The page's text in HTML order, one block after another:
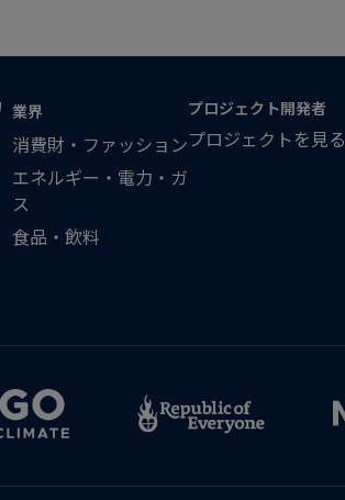
業界
消費財・ファッション
エネルギー・電力・ガ
ス
食品・飲料
プロジェクト開発者
プロジェクトを見る